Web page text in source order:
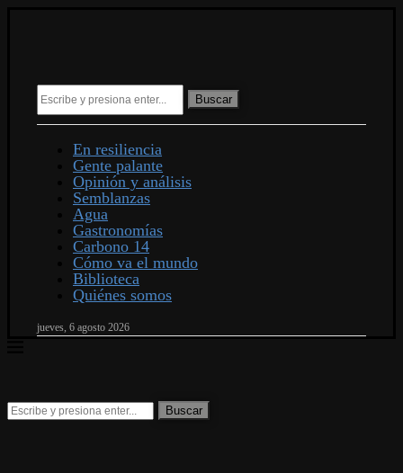
Buscar
En resiliencia
Gente palante
Opinión y análisis
Semblanzas
Agua
Gastronomías
Carbono 14
Cómo va el mundo
Biblioteca
Quiénes somos
jueves, 6 agosto 2026